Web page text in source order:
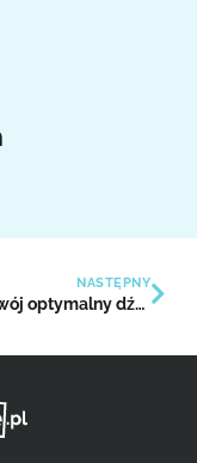
NASTĘPNY
Znajdź swój optymalny dźwięk – nastrój swój głos